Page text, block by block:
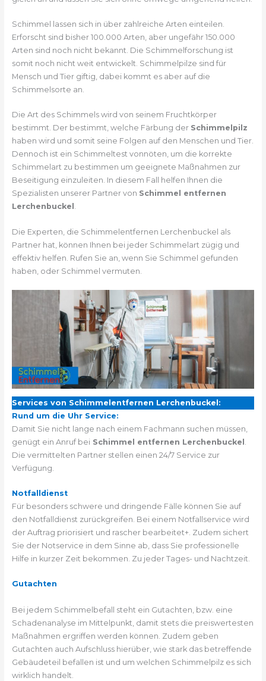
Schimmel lassen sich in über zahlreiche Arten einteilen.
Erforscht sind bisher 100.000 Arten, aber ungefähr 150.000
Arten sind noch nicht bekannt. Die Schimmelforschung ist
somit noch nicht weit entwickelt. Schimmelpilze sind für
Mensch und Tier giftig, dabei kommt es aber auf die
Schimmelsorte an.
Die Art des Schimmels wird von seinem Fruchtkörper
bestimmt. Der bestimmt, welche Färbung der Schimmelpilz
haben wird und somit seine Folgen auf den Menschen und Tier.
Dennoch ist ein Schimmeltest vonnöten, um die korrekte
Schimmelart zu bestimmen um geeignete Maßnahmen zur
Beseitigung einzuleiten. In diesem Fall helfen Ihnen die
Spezialisten unserer Partner von Schimmel entfernen
Lerchenbuckel .
Die Experten, die Schimmelentfernen Lerchenbuckel als
Partner hat, können Ihnen bei jeder Schimmelart zügig und
effektiv helfen. Rufen Sie an, wenn Sie Schimmel gefunden
haben, oder Schimmel vermuten.
Services von Schimmelentfernen Lerchenbuckel:
Rund um die Uhr Service:
Damit Sie nicht lange nach einem Fachmann suchen müssen,
genügt ein Anruf bei Schimmel entfernen Lerchenbuckel
Die vermittelten Partner stellen einen 24/7 Service zur
Verfügung.
Notfalldienst
Für besonders schwere und dringende Fälle können Sie auf
den Notfalldienst zurückgreifen. Bei einem Notfallservice wird
der Auftrag priorisiert und rascher bearbeitet+. Zudem sichert
Sie der Notservice in dem Sinne ab, dass Sie professionelle
Hilfe in kurzer Zeit bekommen. Zu jeder Tages- und Nachtzeit.
Gutachten
Bei jedem Schimmelbefall steht ein Gutachten, bzw. eine
Schadenanalyse im Mittelpunkt, damit stets die preiswertesten
Maßnahmen ergriffen werden können. Zudem geben
Gutachten auch Aufschluss hierüber, wie stark das betreffende
Gebäudeteil befallen ist und um welchen Schimmelpilz es sich
wirklich handelt.